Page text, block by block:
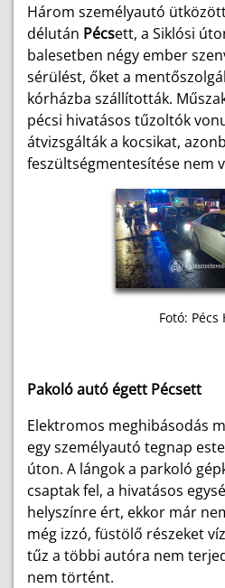
Három személyautó
délután Pécsett, a Siklósi
balesetben négy ember
sérülést, őket a
kórházba szállították.
pécsi hivatásos tűzoltók
átvizsgálták a kocsikat,
feszültségmentesítése nem
Fotó: Pécs
Pakoló autó égett Pécsett
Elektromos meghibásodás
egy személyautó tegnap este
úton. A lángok a parkoló
csaptak fel, a hivatásos
helyszínre ért, ekkor már
még izzó, füstölő részeket
tűz a többi autóra nem
nem történt.